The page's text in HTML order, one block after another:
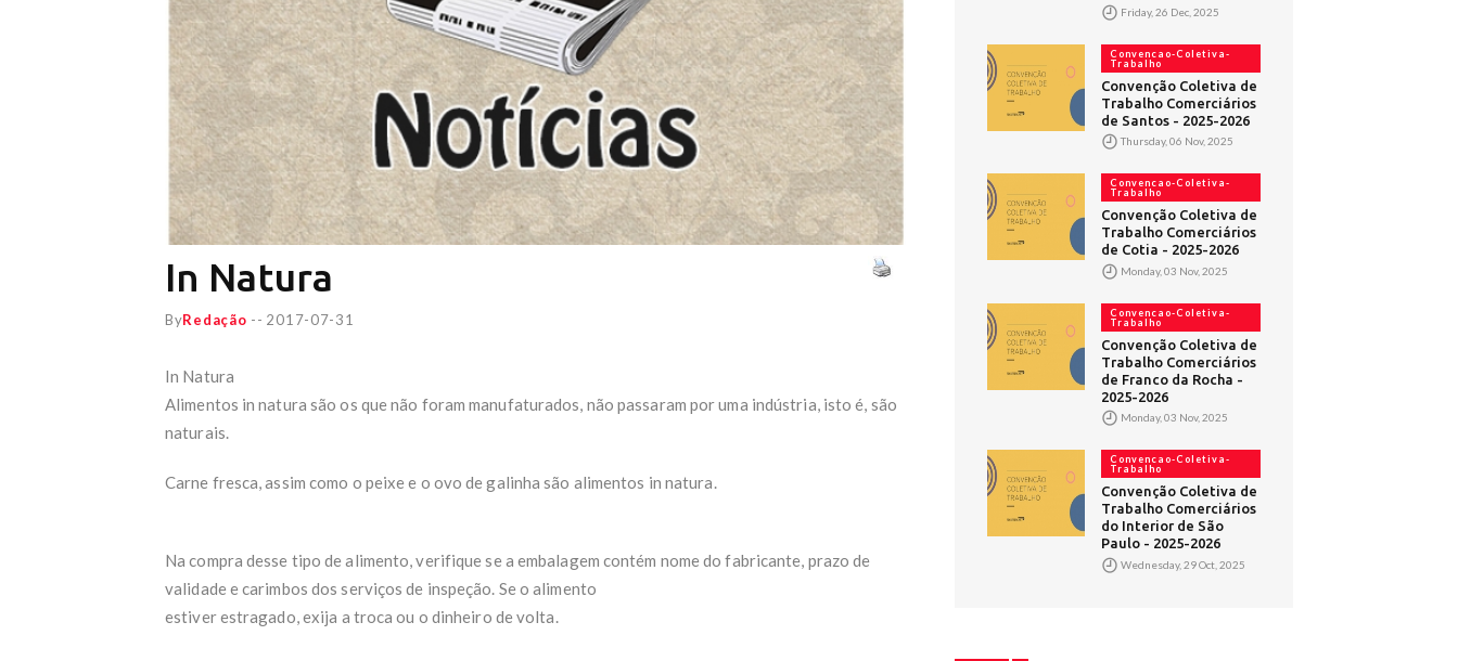
In Natura
ByRedação -- 2017-07-31
In Natura
Alimentos in natura são os que não foram manufaturados, não passaram por uma indústria, isto é, são
naturais.
Carne fresca, assim como o peixe e o ovo de galinha são alimentos in natura.
Na compra desse tipo de alimento, verifique se a embalagem contém nome do fabricante, prazo de
validade e carimbos dos serviços de inspeção. Se o alimento
estiver estragado, exija a troca ou o dinheiro de volta.
Friday, 26 Dec, 2025
Convencao-Coletiva-
Trabalho
Convenção Coletiva de
Trabalho Comerciários
de Santos - 2025-2026
Thursday, 06 Nov, 2025
Convencao-Coletiva-
Trabalho
Convenção Coletiva de
Trabalho Comerciários
de Cotia - 2025-2026
Monday, 03 Nov, 2025
Convencao-Coletiva-
Trabalho
Convenção Coletiva de
Trabalho Comerciários
de Franco da Rocha -
2025-2026
Monday, 03 Nov, 2025
Convencao-Coletiva-
Trabalho
Convenção Coletiva de
Trabalho Comerciários
do Interior de São
Paulo - 2025-2026
Wednesday, 29 Oct, 2025